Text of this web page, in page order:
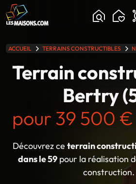
ACCUEIL TERRAINS CONSTRUCTIBLES
Terrain
Bertry
pour 39 500 €
Découvrez ce terrain
dans le 59pour la réalisation
construction.